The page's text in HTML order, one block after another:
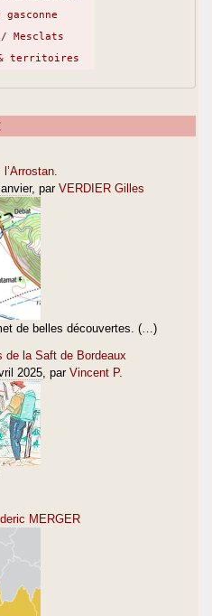
gasconne
Mesclats
& territoires
, par VERDIER Gilles
de belles découvertes. (…)
de la Saft de Bordeaux
2025 , par Vincent P.
MERGER